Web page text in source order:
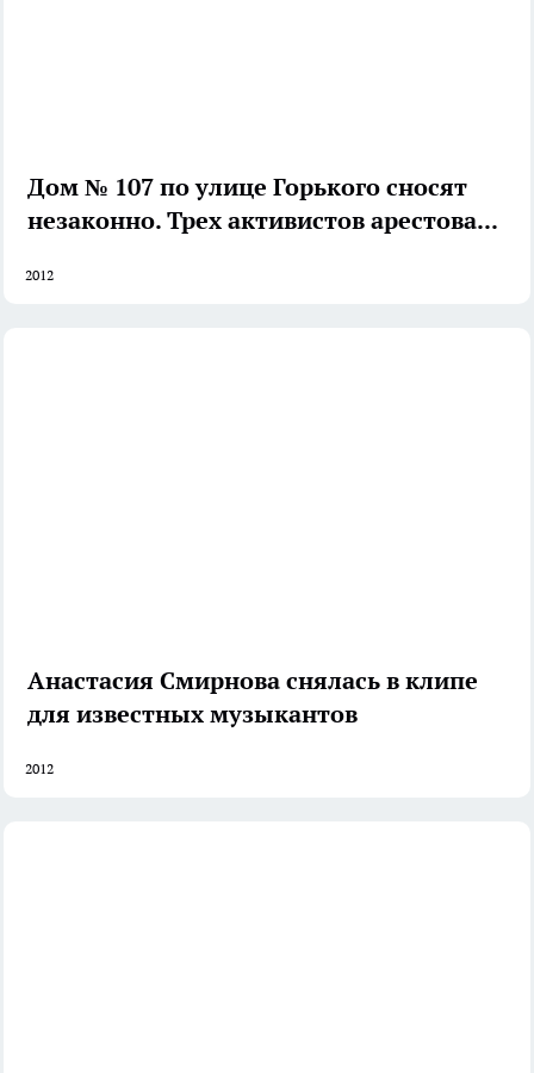
Дом № 107 по улице Горького сносят
незаконно. Трех активистов арестовали
2012
Анастасия Смирнова снялась в клипе
для известных музыкантов
2012